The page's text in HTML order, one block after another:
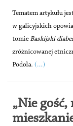
Tematem artykułu
w galicyjskich
tomie Baskijski diabeł
zróżnicowanej
Podola. (...)
„Nie